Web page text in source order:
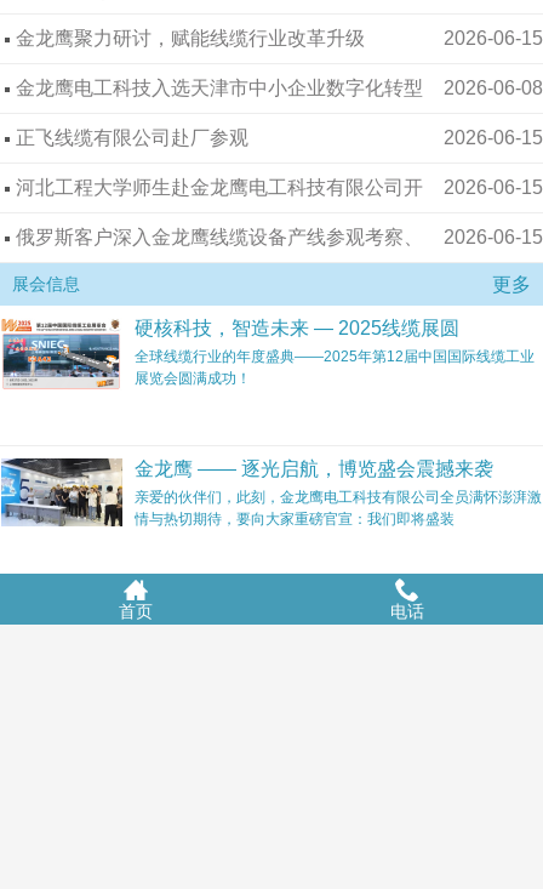
际经济贸易洽谈会 2026-06-15
金龙鹰聚力研讨，赋能线缆行业改革升级
2026-06-08
金龙鹰电工科技入选天津市中小企业数字化转型
服务商（第十二批） 2026-06-15
正飞线缆有限公司赴厂参观
2026-06-15
河北工程大学师生赴金龙鹰电工科技有限公司开
展研学实践，携手共谱工业强国建设新篇章！ 2026-06-15
俄罗斯客户深入金龙鹰线缆设备产线参观考察、
洽谈复购
展会信息 更多
硬核科技，智造未来 — 2025线缆展圆
全球线缆行业的年度盛典——2025年第12届中国国际线缆工业
展览会圆满成功！
金龙鹰 —— 逐光启航，博览盛会震撼来袭
亲爱的伙伴们，此刻，金龙鹰电工科技有限公司全员满怀澎湃激
情与热切期待，要向大家重磅官宣：我们即将盛装
天津展会
首页 电话